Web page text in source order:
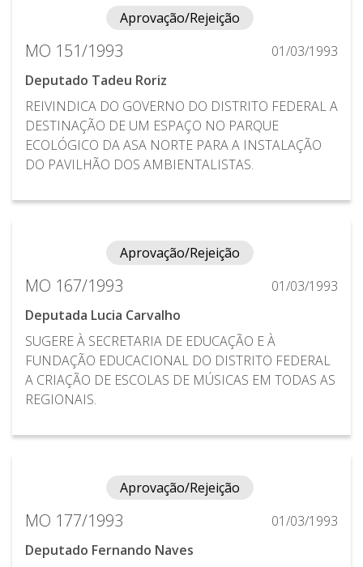
Aprovação/Rejeição
MO 151/1993
01/03/1993
Deputado Tadeu Roriz
REIVINDICA DO GOVERNO DO DISTRITO FEDERAL A
DESTINAÇÃO DE UM ESPAÇO NO PARQUE
ECOLÓGICO DA ASA NORTE PARA A INSTALAÇÃO
DO PAVILHÃO DOS AMBIENTALISTAS.
Aprovação/Rejeição
MO 167/1993
01/03/1993
Deputada Lucia Carvalho
SUGERE À SECRETARIA DE EDUCAÇÃO E À
FUNDAÇÃO EDUCACIONAL DO DISTRITO FEDERAL
A CRIAÇÃO DE ESCOLAS DE MÚSICAS EM TODAS AS
REGIONAIS.
Aprovação/Rejeição
MO 177/1993
01/03/1993
Deputado Fernando Naves